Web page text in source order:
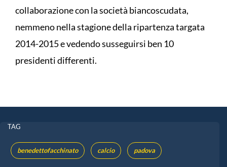
collaborazione con la società biancoscudata,
nemmeno nella stagione della ripartenza targata
2014-2015 e vedendo susseguirsi ben 10
presidenti differenti.
TAG
benedettofacchinato calcio padova